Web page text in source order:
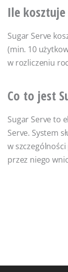
Ile kosztuje
Sugar Serve
(min. 10
w rozliczeniu
Co to jest
Sugar Serve to
Serve. System
w
przez niego